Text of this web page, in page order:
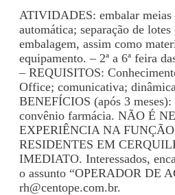
ATIVIDADES: embalar meias
automática; separação de
embalagem, assim como
equipamento. – 2ª a 6ª feira
– REQUISITOS:
Office; comunicativa;
BENEFÍCIOS (após 3 meses):
convênio farmácia. NÃO É
EXPERIÊNCIA NA
RESIDENTES EM
IMEDIATO. Interessados,
o assunto “OPERADOR DE
rh@centope.com.br.